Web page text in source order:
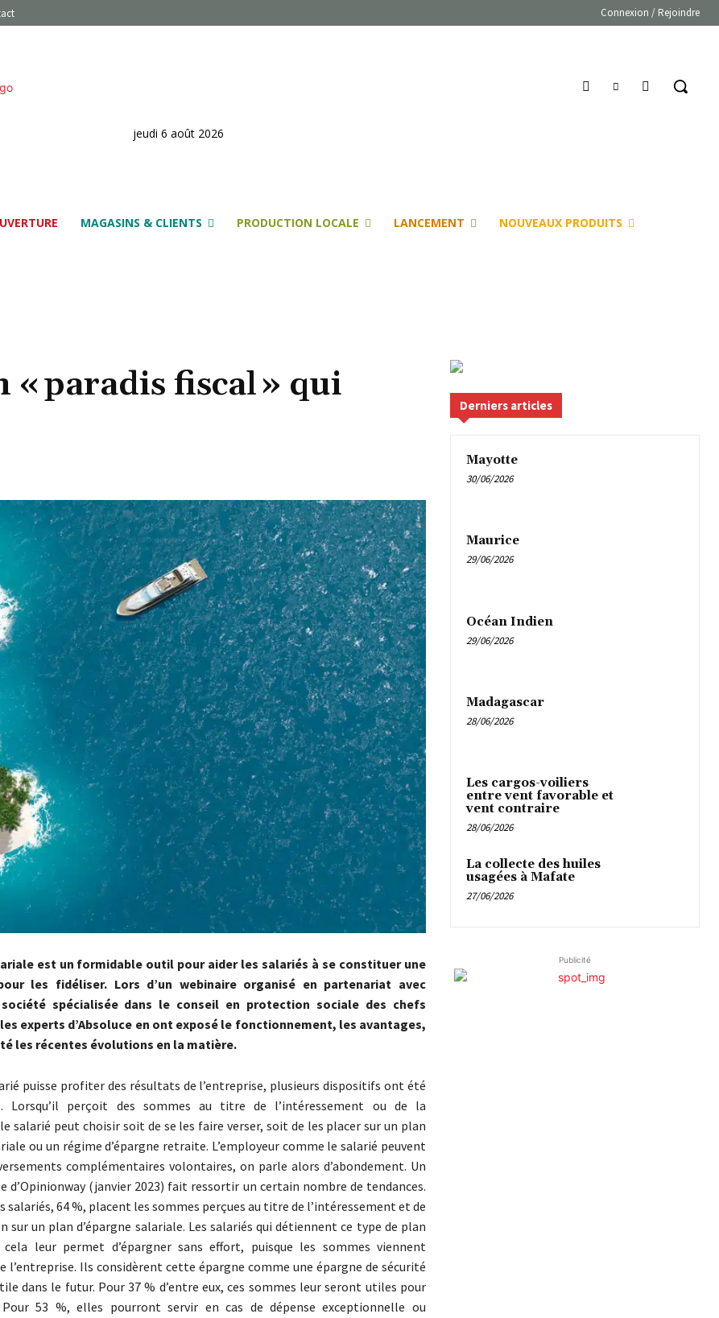
Connexion / Rejoindre
jeudi 6 août 2026
MAGASINS & CLIENTS PRODUCTION LOCALE LANCEMENT NOUVEAUX PRODUITS
paradis fiscal » qui
est un formidable outil pour aider les salariés à se constituer une
les fidéliser. Lors d’un webinaire organisé en partenariat avec
spécialisée dans le conseil en protection sociale des chefs
experts d’Absoluce en ont exposé le fonctionnement, les avantages,
les récentes évolutions en la matière.
puisse profiter des résultats de l’entreprise, plusieurs dispositifs ont été
Lorsqu’il perçoit des sommes au titre de l’intéressement ou de la
salarié peut choisir soit de se les faire verser, soit de les placer sur un plan
ou un régime d’épargne retraite. L’employeur comme le salarié peuvent
complémentaires volontaires, on parle alors d’abondement. Un
d’Opinionway (janvier 2023) fait ressortir un certain nombre de tendances.
salariés, 64 %, placent les sommes perçues au titre de l’intéressement et de
sur un plan d’épargne salariale. Les salariés qui détiennent ce type de plan
leur permet d’épargner sans effort, puisque les sommes viennent
l’entreprise. Ils considèrent cette épargne comme une épargne de sécurité
dans le futur. Pour 37 % d’entre eux, ces sommes leur seront utiles pour
53 %, elles pourront servir en cas de dépense exceptionnelle ou
Derniers articles
Mayotte
30/06/2026
Maurice
29/06/2026
Océan Indien
29/06/2026
Madagascar
28/06/2026
Les cargos-voiliers
entre vent favorable et
vent contraire
28/06/2026
La collecte des huiles
usagées à Mafate
27/06/2026
Publicité